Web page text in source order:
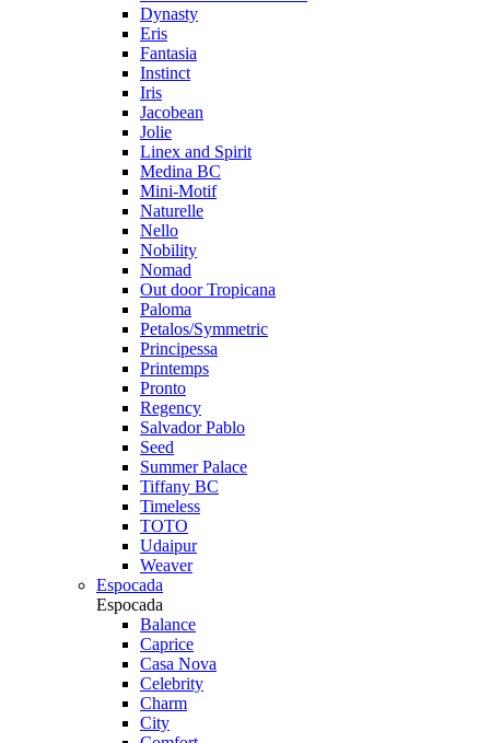
Dynasty
Eris
Fantasia
Instinct
Iris
Jacobean
Jolie
Linex and Spirit
Medina BC
Mini-Motif
Naturelle
Nello
Nobility
Nomad
Out door Tropicana
Paloma
Petalos/Symmetric
Principessa
Printemps
Pronto
Regency
Salvador Pablo
Seed
Summer Palace
Tiffany BC
Timeless
TOTO
Udaipur
Weaver
Espocada
Espocada
Balance
Caprice
Casa Nova
Celebrity
Charm
City